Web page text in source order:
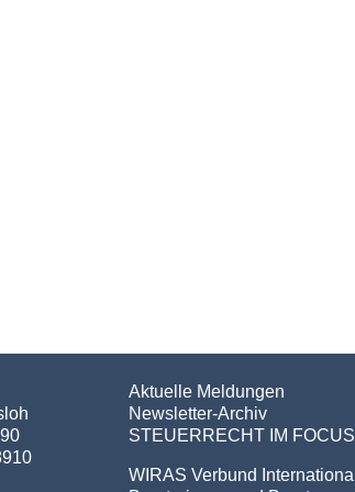
Aktuelle Meldungen
Newsletter-Archiv
STEUERRECHT IM FOCUS
WIRAS Verbund International